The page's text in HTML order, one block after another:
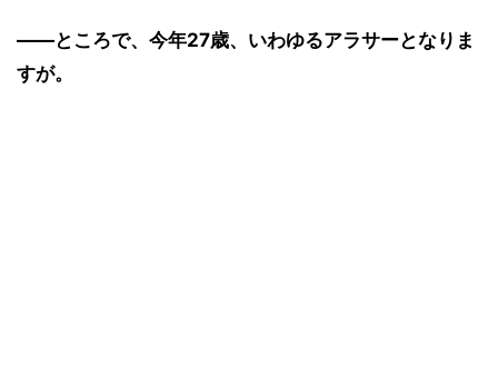
――ところで、今年27歳、いわゆるアラサーとなりま
すが。